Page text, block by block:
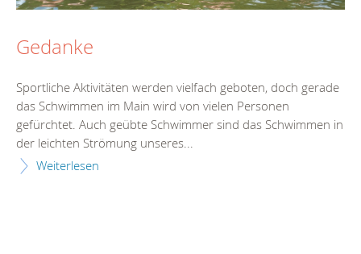
Gedanke
Sportliche Aktivitäten werden vielfach geboten, doch gerade
das Schwimmen im Main wird von vielen Personen
gefürchtet. Auch geübte Schwimmer sind das Schwimmen in
der leichten Strömung unseres...
Weiterlesen